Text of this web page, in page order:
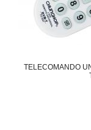
TELECOMANDO